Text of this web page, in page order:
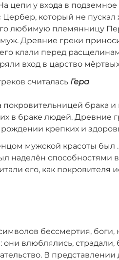
цепи у входа в подземное
который не пускал
любимую племянницу
Древние греки
клали перед
вход в царство
считалась Гера
брака и
в браке людей. Древние
крепких и
мужской красоты был
наделён способностями
его, как покровителя
бессмертия, боги,
влюблялись, страдали,
В представлении